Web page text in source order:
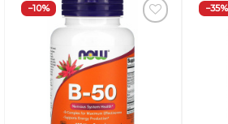
−10%
Добавить
Вишлист
−35%